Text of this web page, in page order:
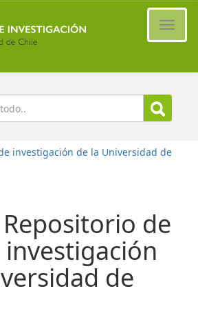
investigación de la Universidad de
de
de